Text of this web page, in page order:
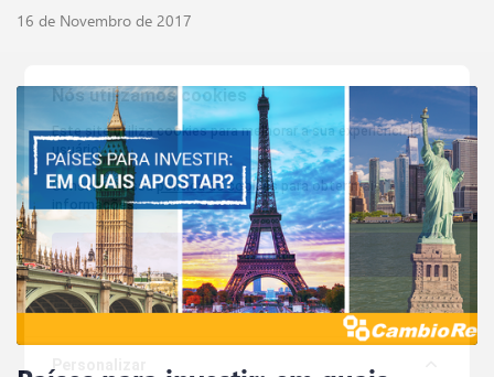
16 de Novembro de 2017
Nós utilizamos cookies
Este site utiliza cookies para melhorar a sua experiência de
usuário.
Consulte nossapolítica de cookiespara obter mais
informações.
Aceitar tudo
Apenas necessários
Personalizar